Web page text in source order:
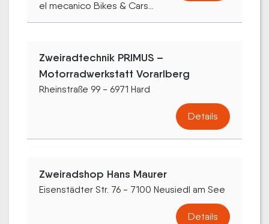
el mecanico Bikes & Cars...
Zweiradtechnik PRIMUS –
Motorradwerkstatt Vorarlberg
Rheinstraße 99 - 6971 Hard
Details
Zweiradshop Hans Maurer
Eisenstädter Str. 76 - 7100 Neusiedl am See
Details